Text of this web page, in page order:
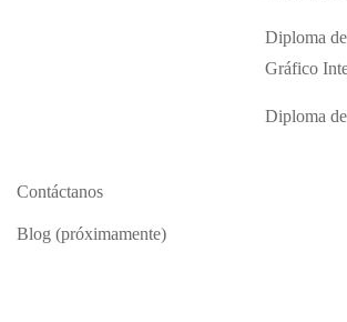
Diploma
Gráfico
Diploma
Contáctanos
Blog (próximamente)